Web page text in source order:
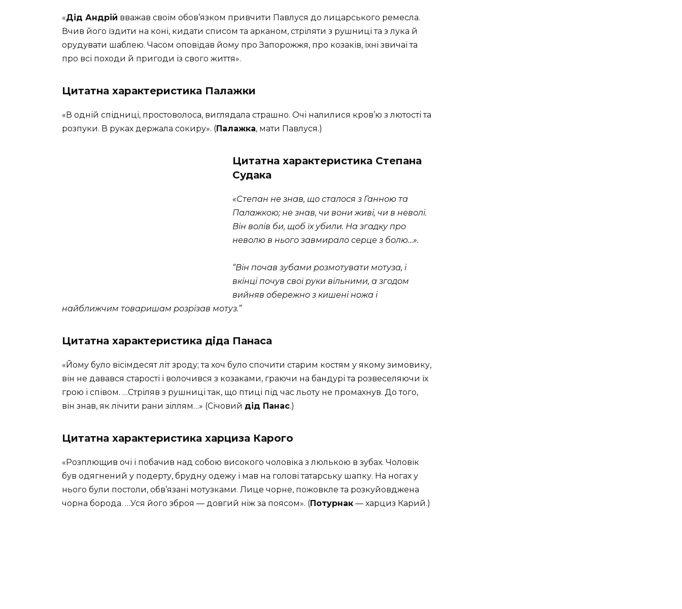
«Дід Андрій вважав своїм обов’язком привчити Павлуся до лицарського ремесла.
Вчив його їздити на коні, кидати списом та арканом, стріляти з рушниці та з лука й
орудувати шаблею. Часом оповідав йому про Запорожжя, про козаків, їхні звичаї та
про всі походи й пригоди із свого життя».
Цитатна характеристика Палажки
«В одній спідниці, простоволоса, виглядала страшно. Очі налилися кров’ю з лютості та
розпуки. В руках держала сокиру». (Палажка, мати Павлуся.)
Цитатна характеристика Степана
Судака
«Степан не знав, що сталося з Ганною та
Палажкою; не знав, чи вони живі, чи в неволі.
Він волів би, щоб їх убили. На згадку про
неволю в нього завмирало серце з болю…».
“Він почав зубами розмотувати мотуза, і
вкінці почув свої руки вільними, а згодом
вийняв обережно з кишені ножа і
найближчим товаришам розрізав мотуз.”
Цитатна характеристика діда Панаса
«Йому було вісімдесят літ зроду; та хоч було спочити старим костям у якому зимовику,
він не давався старості і волочився з козаками, граючи на бандурі та розвеселяючи їх
грою і співом. …Стріляв з рушниці так, що птиці під час льоту не промахнув. До того,
він знав, як лічити рани зіллям…» (Січовий дід Панас.)
Цитатна характеристика харциза Карого
«Розплющив очі і побачив над собою високого чоловіка з люлькою в зубах. Чоловік
був одягнений у подерту, брудну одежу і мав на голові татарську шапку. На ногах у
нього були постоли, обв’язані мотузками. Лице чорне, пожовкле та розкуйовджена
чорна борода. …Уся його зброя — довгий ніж за поясом». (Потурнак — харциз Карий.)